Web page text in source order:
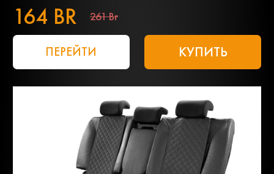
164 BR 261 Br
ПЕРЕЙТИ КУПИТЬ